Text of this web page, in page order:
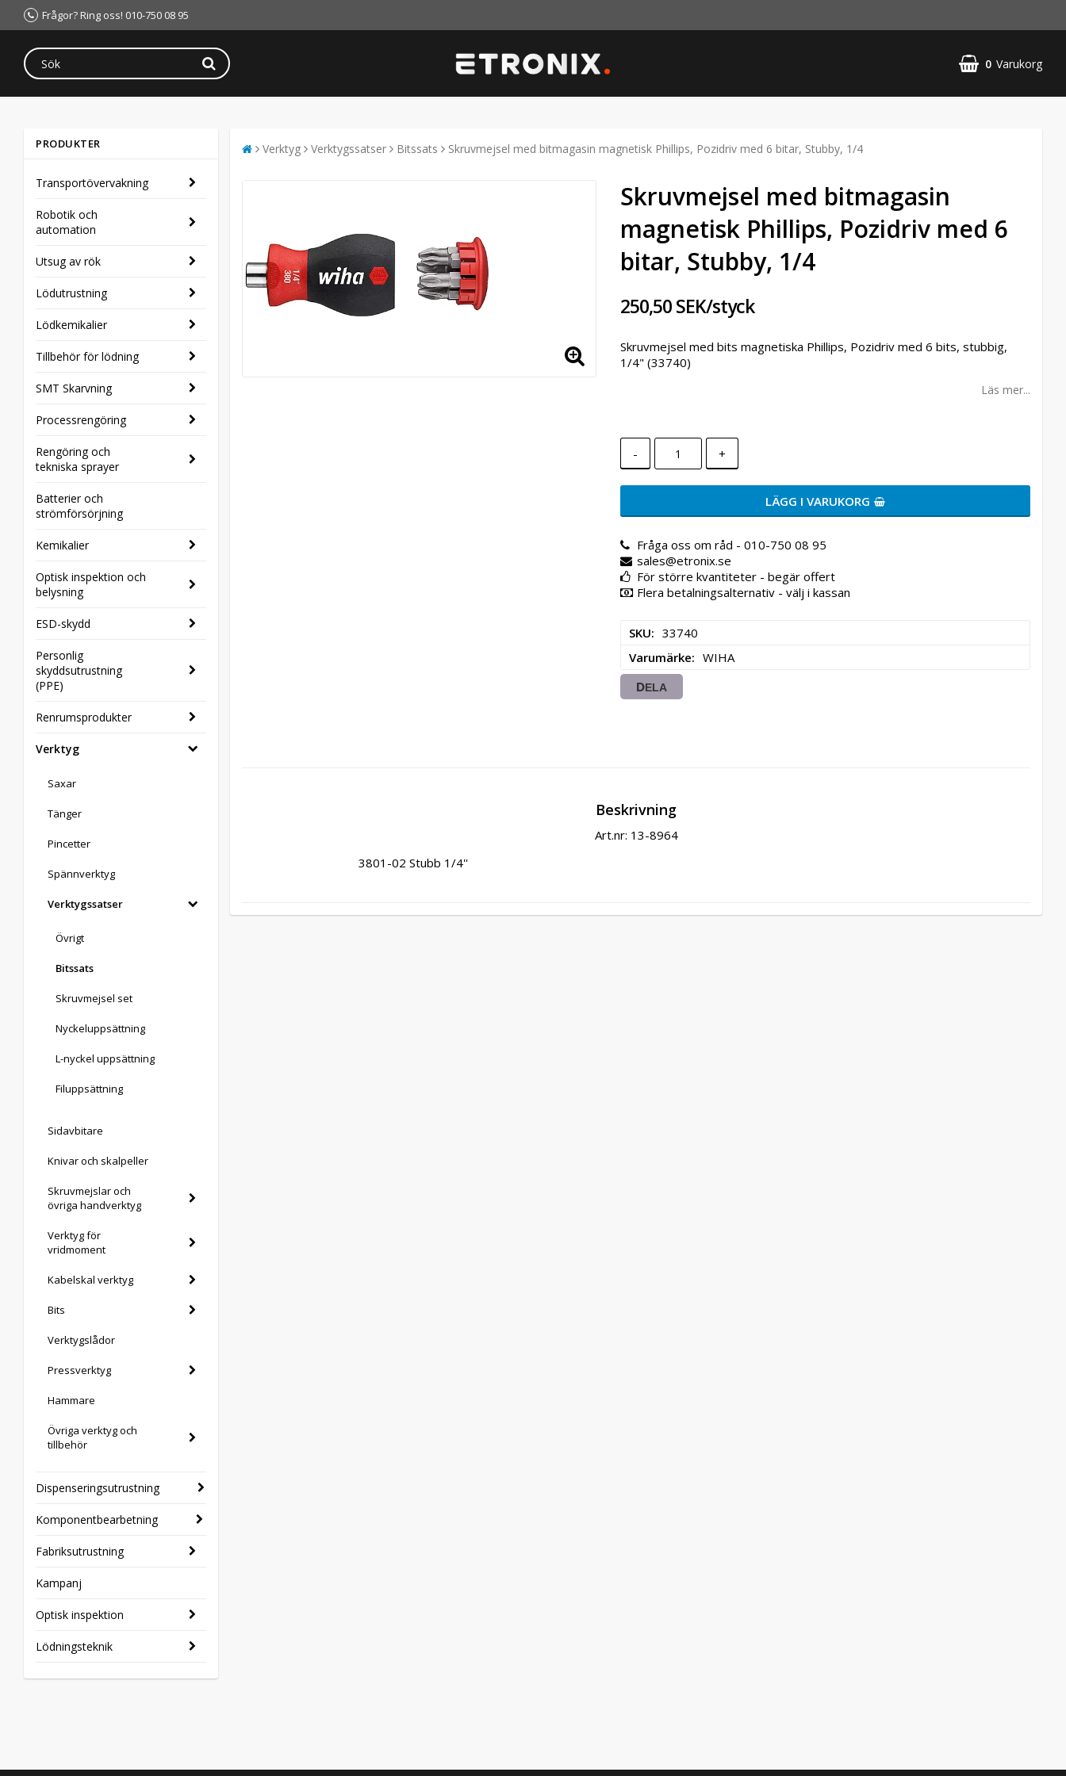
Frågor? Ring oss! 010-750 08 95
0 Varukorg
PRODUKTER
Transportövervakning
Robotik och
automation
Utsug av rök
Lödutrustning
Lödkemikalier
Tillbehör för lödning
SMT Skarvning
Processrengöring
Rengöring och
tekniska sprayer
Batterier och
strömförsörjning
Kemikalier
Optisk inspektion och
belysning
ESD-skydd
Personlig
skyddsutrustning
(PPE)
Renrumsprodukter
Verktyg
Saxar
Tänger
Pincetter
Spännverktyg
Verktygssatser
Övrigt
Bitssats
Skruvmejsel set
Nyckeluppsättning
L-nyckel uppsättning
Filuppsättning
Sidavbitare
Knivar och skalpeller
Skruvmejslar och
övriga handverktyg
Verktyg för
vridmoment
Kabelskal verktyg
Bits
Verktygslådor
Pressverktyg
Hammare
Övriga verktyg och
tillbehör
Dispenseringsutrustning
Komponentbearbetning
Fabriksutrustning
Kampanj
Optisk inspektion
Lödningsteknik
Verktyg Verktygssatser Bitssats Skruvmejsel med bitmagasin magnetisk Phillips, Pozidriv med 6 bitar, Stubby, 1/4
Skruvmejsel med bitmagasin
magnetisk Phillips, Pozidriv med 6
bitar, Stubby, 1/4
250,50 SEK/styck
Skruvmejsel med bits magnetiska Phillips, Pozidriv med 6 bits, stubbig,
1/4" (33740)
Läs mer...
- +
LÄGG I VARUKORG
Fråga oss om råd - 010-750 08 95
sales@etronix.se
För större kvantiteter - begär offert
Flera betalningsalternativ - välj i kassan
SKU
33740
Varumärke
WIHA
DELA
Beskrivning
Art.nr: 13-8964
3801-02 Stubb 1/4''